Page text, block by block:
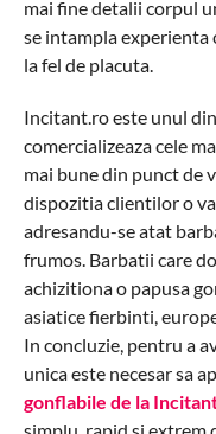
mai fine detalii corpul
se intampla experienta
la fel de placuta.
Incitant.ro este unul
comercializeaza cele
mai bune din punct de
dispozitia clientilor o
adresandu-se atat
frumos. Barbatii care
achizitiona o papusa
asiatice fierbinti,
In concluzie, pentru a
unica este necesar sa
gonflabile de la